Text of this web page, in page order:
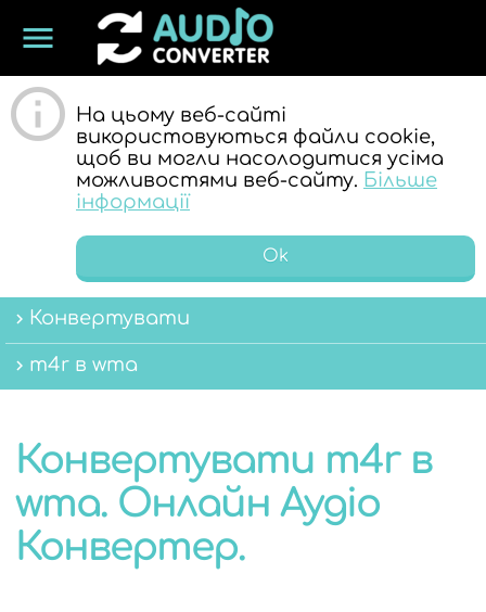
menu
ОНЛАЙН
АУДІО
КОНВЕРТЕР
На цьому веб-сайті
використовуються файли cookie,
щоб ви могли насолодитися усіма
можливостями веб-сайту. Більше
інформації
Ok
Конвертувати
m4r в wma
Конвертувати m4r в
wma. Онлайн Аудіо
Конвертер.